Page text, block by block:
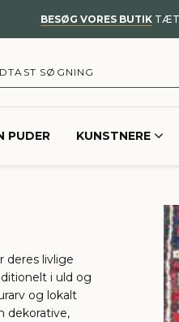
BESØG VORES BUTIK TÆT
PUDER KUNSTNERE
deres livlige
i uld og
og lokalt
dekorative,